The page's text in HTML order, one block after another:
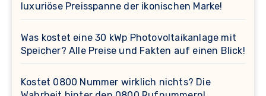
luxuriöse Preisspanne der ikonischen Marke!
Was kostet eine 30 kWp Photovoltaikanlage mit
Speicher? Alle Preise und Fakten auf einen Blick!
Kostet 0800 Nummer wirklich nichts? Die